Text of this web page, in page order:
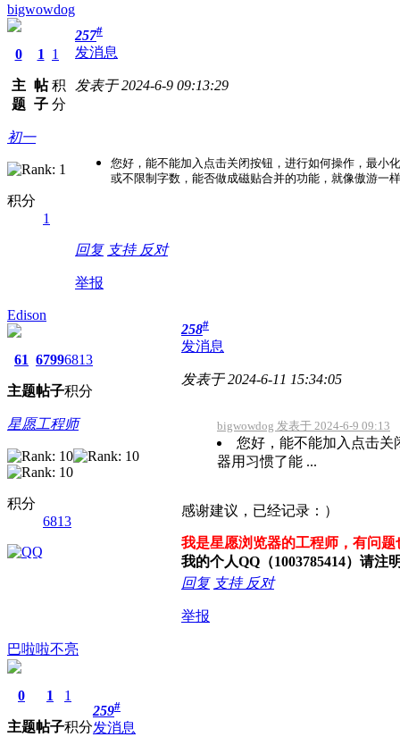
bigwowdog
0
主
题
1
帖
子
1
积
分
初一
积分
1
257#
发消息
发表于 2024-6-9 09:13:29
您好，能不能加入点击关闭按钮，进行如何操作，最小
或不限制字数，能否做成磁贴合并的功能，就像傲游一
回复 支持 反对
举报
Edison
61
主题
6799
帖子
6813
积分
星愿工程师
积分
6813
258#
发消息
发表于 2024-6-11 15:34:05
bigwowdog 发表于 2024-6-9 09:13
您好，能不能加入点击关
器用习惯了能 ...
感谢建议，已经记录：）
我是星愿浏览器的工程师，有问
我的个人QQ（1003785414）请注
回复 支持 反对
举报
巴啦啦不亮
0
主题
1
帖子
1
积分
259#
发消息